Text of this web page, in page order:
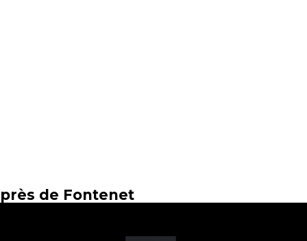
près de Fontenet